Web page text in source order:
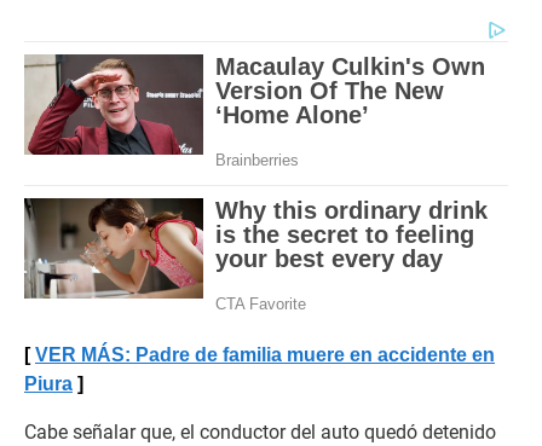
VER MÁS: Padre de familia muere en accidente en
Piura
Cabe señalar que, el conductor del auto quedó detenido